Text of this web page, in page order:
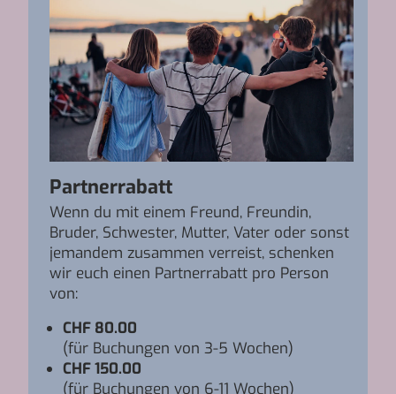
Partnerrabatt
Wenn du mit einem Freund, Freundin,
Bruder, Schwester, Mutter, Vater oder sonst
jemandem zusammen verreist, schenken
wir euch einen Partnerrabatt pro Person
von:
CHF 80.00
(für Buchungen von 3-5 Wochen)
CHF 150.00
(für Buchungen von 6-11 Wochen)